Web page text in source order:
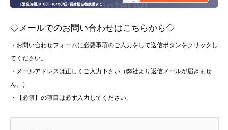
◇メールでのお問い合わせはこちらから◇
・お問い合わせフォームに必要事項のご入力をして送信ボタンをクリックし
てください。
・メールアドレスは正しくご入力下さい（弊社より返信メールが届きませ
ん。）
・【必須】の項目は必ず入力してください。